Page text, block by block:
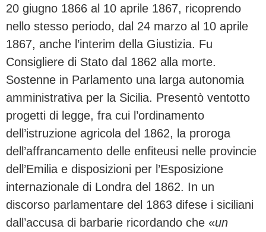
20 giugno 1866 al 10 aprile 1867, ricoprendo
nello stesso periodo, dal 24 marzo al 10 aprile
1867, anche l’interim della Giustizia. Fu
Consigliere di Stato dal 1862 alla morte.
Sostenne in Parlamento una larga autonomia
amministrativa per la Sicilia. Presentò ventotto
progetti di legge, fra cui l’ordinamento
dell’istruzione agricola del 1862, la proroga
dell’affrancamento delle enfiteusi nelle provincie
dell’Emilia e disposizioni per l’Esposizione
internazionale di Londra del 1862. In un
discorso parlamentare del 1863 difese i siciliani
dall’accusa di barbarie ricordando che «un